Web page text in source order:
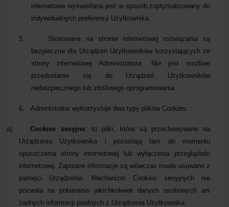
internetowa wyświetlana jest w sposób zoptymalizowany do
indywidualnych preferencji Użytkownika.
5.
Stosowane na stronie internetowej rozwiązania są
bezpieczne dla Urządzeń Użytkowników korzystających ze
strony internetowej Administratora. Nie jest możliwe
przedostanie się do Urządzeń Użytkowników
niebezpiecznego lub złośliwego oprogramowania.
6. Administrator wykorzystuje dwa typy plików Cookies:
a) Cookies sesyjne: to pliki, które są przechowywane na
Urządzeniu Użytkownika i pozostają tam do momentu
opuszczenia strony internetowej lub wyłączenia przeglądarki
internetowej. Zapisane informacje są wówczas trwale usuwane z
pamięci Urządzenia. Mechanizm Cookies sesyjnych nie
pozwala na pobieranie jakichkolwiek danych osobowych ani
żadnych informacji poufnych z Urządzenia Użytkownika,